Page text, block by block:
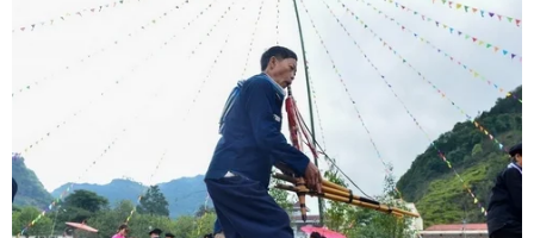
Ngành Hải quan đẩy mạnh cải cách
thể chế và hiện đại hóa công tác
05/08/2026 12:35
Ngân hàng trước làn sóng AI: Dữ liệu